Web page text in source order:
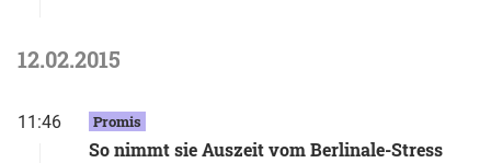
12.02.2015
11:46 Promis
So nimmt sie Auszeit vom Berlinale-Stress